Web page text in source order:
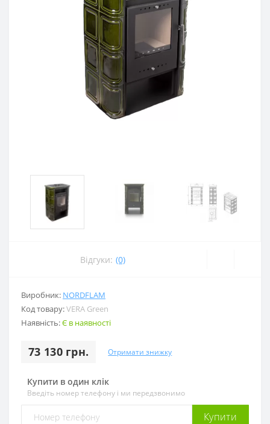
Відгуки: (0)
Виробник: NORDFLAM
Код товару:VERA Green
Наявність:Є в наявності
73 130 грн. Отримати знижку
Купити в один клік
Введіть номер телефону і ми передзвонимо
Купити